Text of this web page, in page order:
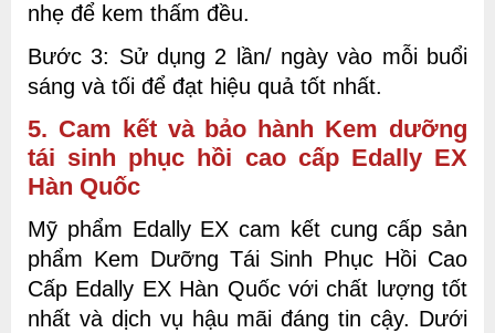
nhẹ để kem thấm đều.
Bước 3: Sử dụng 2 lần/ ngày vào mỗi buổi
sáng và tối để đạt hiệu quả tốt nhất.
5. Cam kết và bảo hành Kem dưỡng
tái sinh phục hồi cao cấp Edally EX
Hàn Quốc
Mỹ phẩm Edally EX cam kết cung cấp sản
phẩm Kem Dưỡng Tái Sinh Phục Hồi Cao
Cấp Edally EX Hàn Quốc với chất lượng tốt
nhất và dịch vụ hậu mãi đáng tin cậy. Dưới